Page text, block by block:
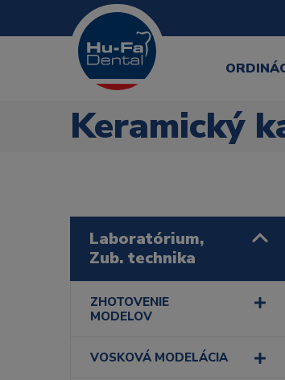
Keramický
Laboratórium,
Zub. technika
ZHOTOVENIE
MODELOV
VOSKOVÁ MODELÁCIA